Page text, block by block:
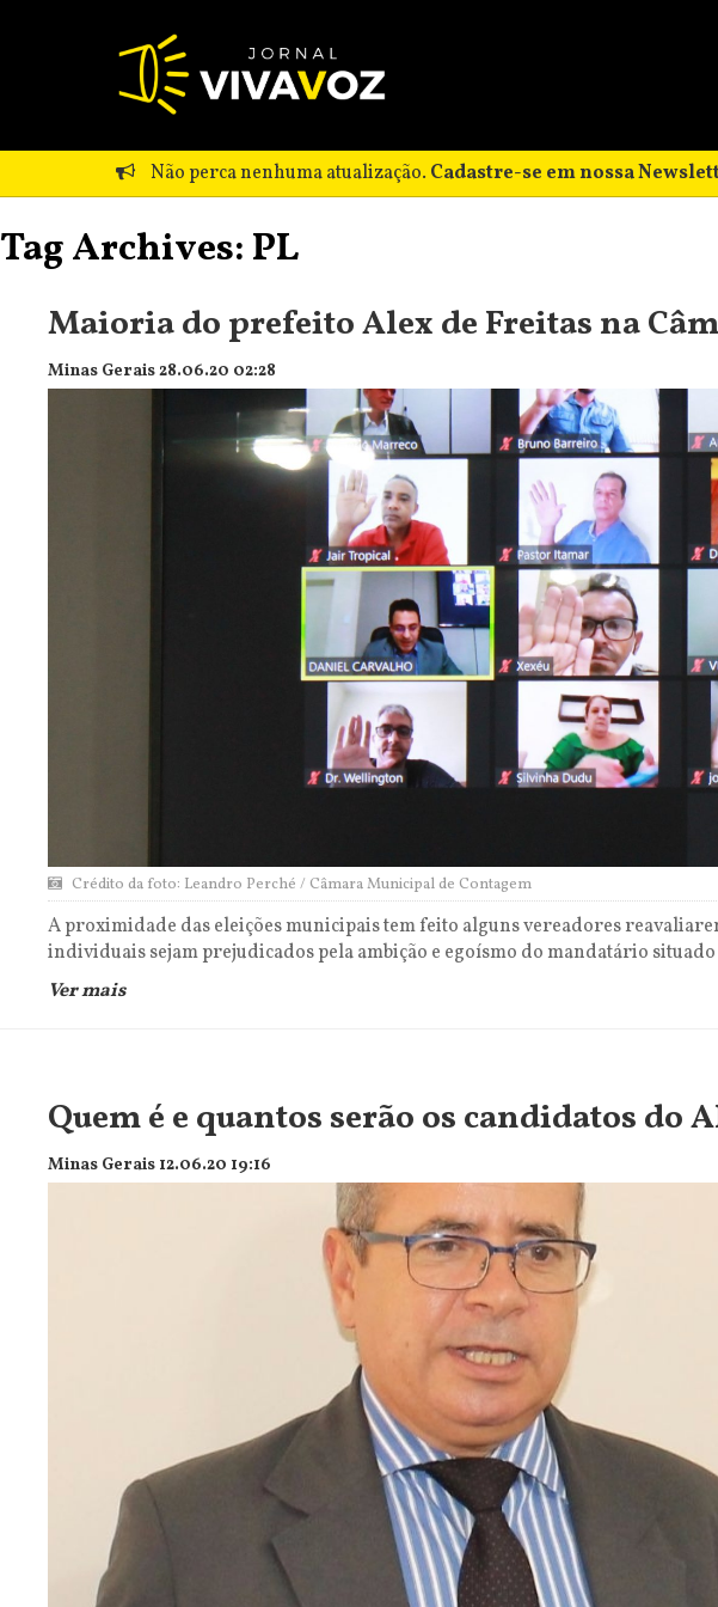
Não perca nenhuma atualização. Cadastre-se em nossa
Tag Archives: PL
Maioria do prefeito Alex de Freitas na
Minas Gerais 28.06.20 02:28
Crédito da foto: Leandro Perché / Câmara Municipal de Contagem
A proximidade das eleições municipais tem feito alguns vereadores
individuais sejam prejudicados pela ambição e egoísmo do mandatário
Ver mais
Quem é e quantos serão os candidatos do
Minas Gerais 12.06.20 19:16